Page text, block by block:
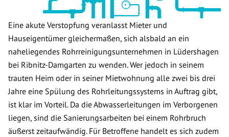
Eine akute Verstopfung veranlasst Mieter und
Hauseigentümer gleichermaßen, sich alsbald an ein
naheliegendes Rohrreinigungsunternehmen in Lüdershagen
bei Ribnitz-Damgarten zu wenden. Wer jedoch in seinem
trauten Heim oder in seiner Mietwohnung alle zwei bis drei
Jahre eine Spülung des Rohrleitungssystems in Auftrag gibt,
ist klar im Vorteil. Da die Abwasserleitungen im Verborgenen
liegen, sind die Sanierungsarbeiten bei einem Rohrbruch
äußerst zeitaufwändig. Für Betroffene handelt es sich zudem